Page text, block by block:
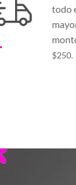
todo
$250.